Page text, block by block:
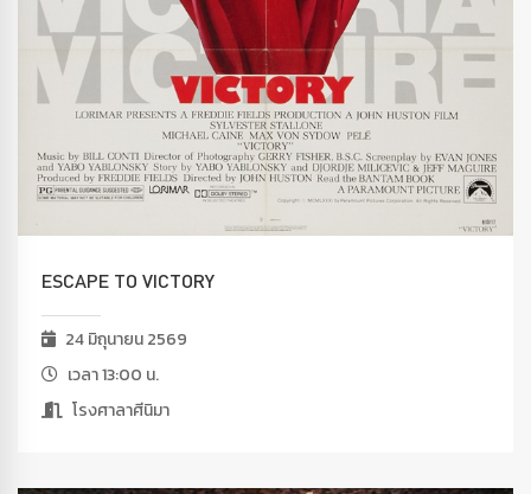
ESCAPE TO VICTORY
24 มิถุนายน 2569
เวลา 13:00 น.
โรงศาลาศีนิมา